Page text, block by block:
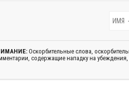
Оскорбительные слова,
содержащие нападку на